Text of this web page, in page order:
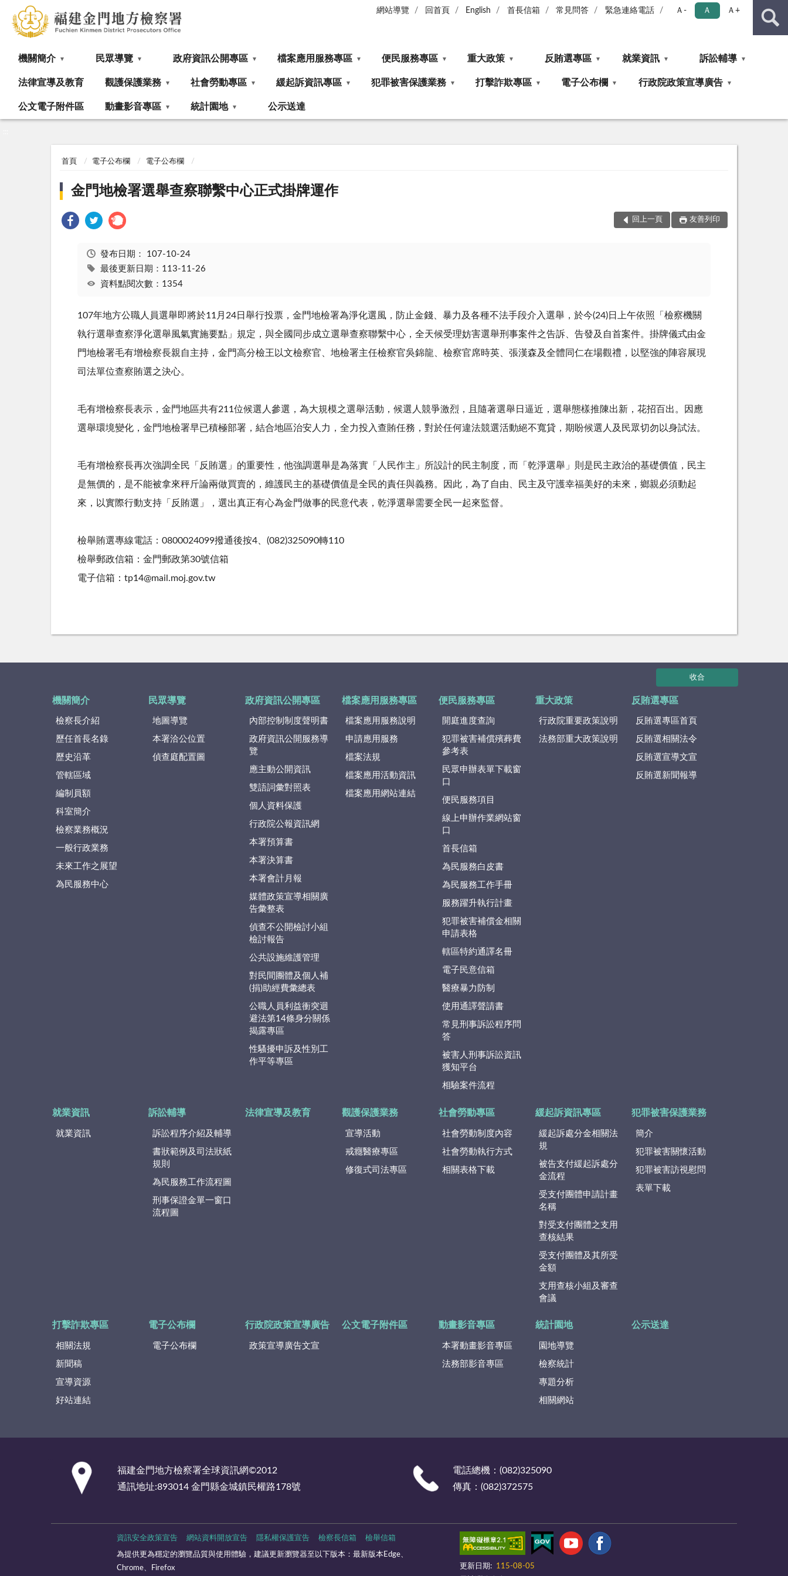
網站導覽 回首頁 English 首長信箱 常見問答 緊急連絡電話 Ａ- Ａ Ａ+
機關簡介 民眾導覽 政府資訊公開專區 檔案應用服務專區 便民服務專區 重大政策 反賄選專區 就業資訊 訴訟輔導
法律宣導及教育 觀護保護業務 社會勞動專區 緩起訴資訊專區 犯罪被害保護業務 打擊詐欺專區 電子公布欄 行政院政策宣導廣告
公文電子附件區 動畫影音專區 統計園地 公示送達
首頁 電子公布欄 電子公布欄
金門地檢署選舉查察聯繫中心正式掛牌運作
回上一頁 友善列印
發布日期： 107-10-24
最後更新日期：113-11-26
資料點閱次數：1354
107年地方公職人員選舉即將於11月24日舉行投票，金門地檢署為淨化選風，防止金錢、暴力及各種不法手段介入選舉，於今(24)日上午依照「檢察機關
執行選舉查察淨化選舉風氣實施要點」規定，與全國同步成立選舉查察聯繫中心，全天候受理妨害選舉刑事案件之告訴、告發及自首案件。掛牌儀式由金
門地檢署毛有增檢察長親自主持，金門高分檢王以文檢察官、地檢署主任檢察官吳錦龍、檢察官席時英、張漢森及全體同仁在場觀禮，以堅強的陣容展現
司法單位查察賄選之決心。
毛有增檢察長表示，金門地區共有211位候選人參選，為大規模之選舉活動，候選人競爭激烈，且隨著選舉日逼近，選舉態樣推陳出新，花招百出。因應
選舉環境變化，金門地檢署早已積極部署，結合地區治安人力，全力投入查賄任務，對於任何違法競選活動絕不寬貸，期盼候選人及民眾切勿以身試法。
毛有增檢察長再次強調全民「反賄選」的重要性，他強調選舉是為落實「人民作主」所設計的民主制度，而「乾淨選舉」則是民主政治的基礎價值，民主
是無價的，是不能被拿來秤斤論兩做買賣的，維護民主的基礎價值是全民的責任與義務。因此，為了自由、民主及守護幸福美好的未來，鄉親必須動起
來，以實際行動支持「反賄選」，選出真正有心為金門做事的民意代表，乾淨選舉需要全民一起來監督。
檢舉賄選專線電話：0800024099撥通後按4、(082)325090轉110
檢舉郵政信箱：金門郵政第30號信箱
電子信箱：tp14@mail.moj.gov.tw
收合
機關簡介
檢察長介紹
歷任首長名錄
歷史沿革
管轄區域
編制員額
科室簡介
檢察業務概況
一般行政業務
未來工作之展望
為民服務中心
民眾導覽
地圖導覽
本署洽公位置
偵查庭配置圖
政府資訊公開專區
內部控制制度聲明書
政府資訊公開服務導
覽
應主動公開資訊
雙語詞彙對照表
個人資料保護
行政院公報資訊網
本署預算書
本署決算書
本署會計月報
媒體政策宣導相關廣
告彙整表
偵查不公開檢討小組
檢討報告
公共設施維護管理
對民間團體及個人補
(捐)助經費彙總表
公職人員利益衝突迴
避法第14條身分關係
揭露專區
性騷擾申訴及性別工
作平等專區
檔案應用服務專區
檔案應用服務說明
申請應用服務
檔案法規
檔案應用活動資訊
檔案應用網站連結
便民服務專區
開庭進度查詢
犯罪被害補償殯葬費
參考表
民眾申辦表單下載窗
口
便民服務項目
線上申辦作業網站窗
口
首長信箱
為民服務白皮書
為民服務工作手冊
服務躍升執行計畫
犯罪被害補償金相關
申請表格
轄區特約通譯名冊
電子民意信箱
醫療暴力防制
使用通譯聲請書
常見刑事訴訟程序問
答
被害人刑事訴訟資訊
獲知平台
相驗案件流程
重大政策
行政院重要政策說明
法務部重大政策說明
反賄選專區
反賄選專區首頁
反賄選相關法令
反賄選宣導文宣
反賄選新聞報導
就業資訊
就業資訊
訴訟輔導
訴訟程序介紹及輔導
書狀範例及司法狀紙
規則
為民服務工作流程圖
刑事保證金單一窗口
流程圖
法律宣導及教育 觀護保護業務
宣導活動
戒癮醫療專區
修復式司法專區
社會勞動專區
社會勞動制度內容
社會勞動執行方式
相關表格下載
緩起訴資訊專區
緩起訴處分金相關法
規
被告支付緩起訴處分
金流程
受支付團體申請計畫
名稱
對受支付團體之支用
查核結果
受支付團體及其所受
金額
支用查核小組及審查
會議
犯罪被害保護業務
簡介
犯罪被害關懷活動
犯罪被害訪視慰問
表單下載
打擊詐欺專區
相關法規
新聞稿
宣導資源
好站連結
電子公布欄
電子公布欄
行政院政策宣導廣告
政策宣導廣告文宣
公文電子附件區 動畫影音專區
本署動畫影音專區
法務部影音專區
統計園地
園地導覽
檢察統計
專題分析
相關網站
公示送達
福建金門地方檢察署全球資訊網©2012
通訊地址:893014 金門縣金城鎮民權路178號
電話總機：(082)325090
傳真：(082)372575
資訊安全政策宣告 網站資料開放宣告 隱私權保護宣告 檢察長信箱 檢舉信箱
為提供更為穩定的瀏覽品質與使用體驗，建議更新瀏覽器至以下版本：最新版本Edge、
Chrome、Firefox
更新日期:
115-08-05